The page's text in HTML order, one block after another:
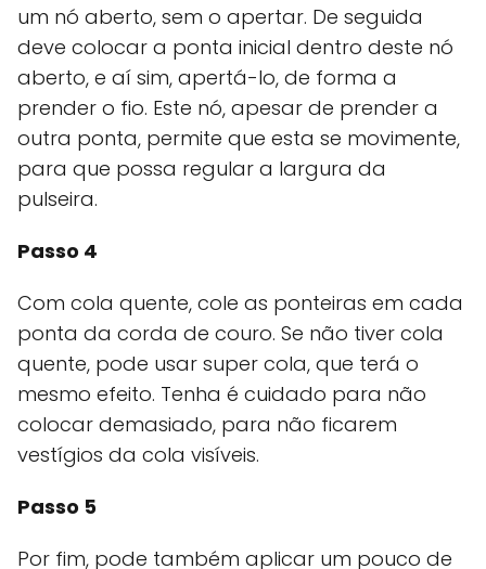
um nó aberto, sem o apertar. De seguida
deve colocar a ponta inicial dentro deste nó
aberto, e aí sim, apertá-lo, de forma a
prender o fio. Este nó, apesar de prender a
outra ponta, permite que esta se movimente,
para que possa regular a largura da
pulseira.
Passo 4
Com cola quente, cole as ponteiras em cada
ponta da corda de couro. Se não tiver cola
quente, pode usar super cola, que terá o
mesmo efeito. Tenha é cuidado para não
colocar demasiado, para não ficarem
vestígios da cola visíveis.
Passo 5
Por fim, pode também aplicar um pouco de